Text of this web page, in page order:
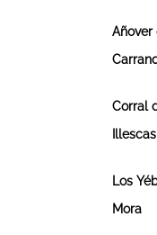
Añover
Corral
Illescas
Los
Mora